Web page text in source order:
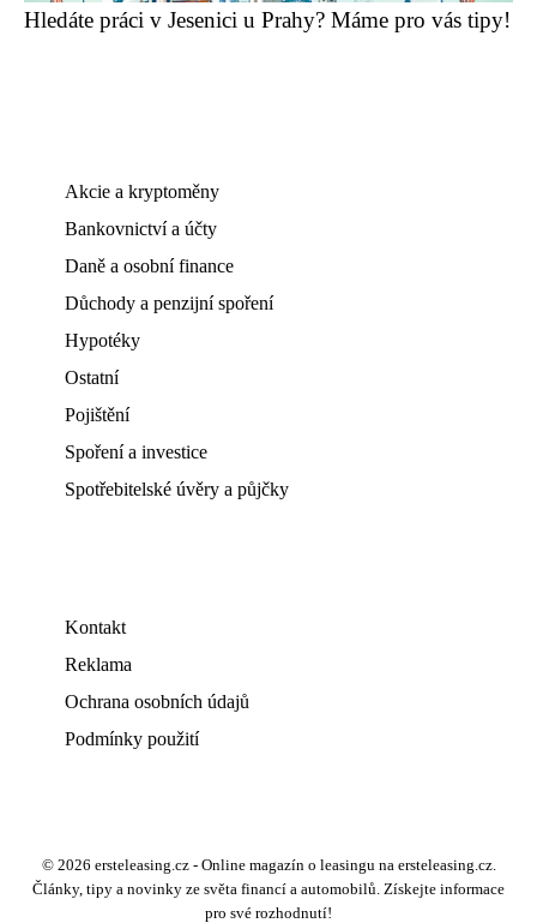
Hledáte práci v Jesenici u Prahy? Máme pro vás tipy!
Akcie a kryptoměny
Bankovnictví a účty
Daně a osobní finance
Důchody a penzijní spoření
Hypotéky
Ostatní
Pojištění
Spoření a investice
Spotřebitelské úvěry a půjčky
Kontakt
Reklama
Ochrana osobních údajů
Podmínky použití
© 2026 ersteleasing.cz - Online magazín o leasingu na ersteleasing.cz.
Články, tipy a novinky ze světa financí a automobilů. Získejte informace
pro své rozhodnutí!